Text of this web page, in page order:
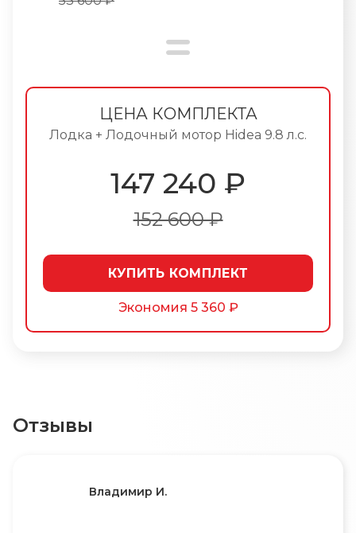
ЦЕНА КОМПЛЕКТА
Лодка + Лодочный мотор Hidea 9.8 л.с.
147 240 ₽
152 600 ₽
КУПИТЬ КОМПЛЕКТ
Экономия 5 360 ₽
Отзывы
Владимир И.